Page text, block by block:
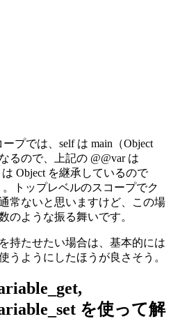
プでは、self は main（Object
るので、上記の @@var は
Object を継承しているので
トップレベルのスコープでク
常ないと思いますけど、この場
のような振る舞いです。
持たせたい場合は、基本的には
うようにしたほうが良さそう。
を使って解